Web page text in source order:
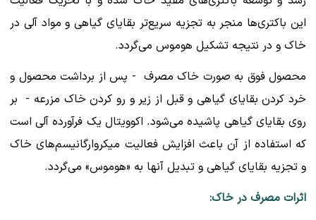
این باکتری‌ها منجر به تجزیه سریع‌تر بقایای گیاهی و مواد آلی در
خاک و در نتیجه تشکیل هوموس می‌گردد.
محصول فوق به صورت خاک مصرف - پس از برداشت محصول و
خرد کردن بقایای گیاهی و قبل از زیر و رو کردن خاک مزرعه - بر
روی بقایای گیاهی پاشیده می‌شود. اکوویتال یک فرآورده آلی است
که استفاده از آن باعث افزایش فعالیت میکروارگانیسم‌های خاک
و تجزیه بقایای گیاهی و تبدیل آنها به «هوموس» می‌گردد.
اثرات مصرف در خاک: